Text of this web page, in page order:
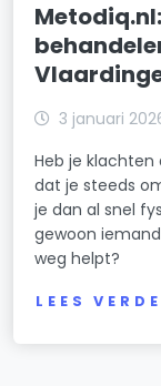
3 januari
Heb je klachten
dat je steeds
je dan al snel
gewoon
weg helpt?
LEES